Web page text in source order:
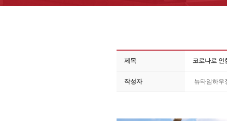
제목 코로나로 인
작성자 뉴타임하우